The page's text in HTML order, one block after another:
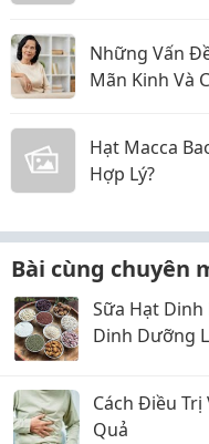
Những Vấn
Mãn Kinh Và
Hạt Macca
Hợp Lý?
Bài cùng chuyên
Sữa Hạt
Dinh Dưỡng
Cách Điều Trị
Quả